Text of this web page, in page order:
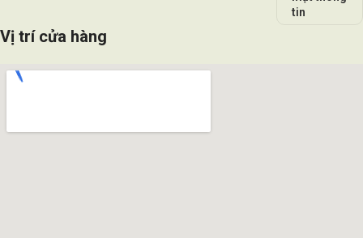
tin
Vị trí cửa hàng